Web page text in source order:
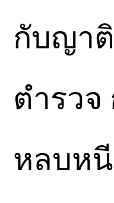
กับญาติ
ตำรวจ
หลบห